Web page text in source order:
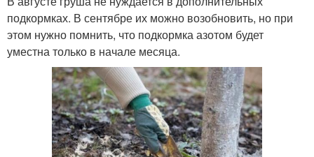
подкормках. В сентябре их можно возобновить, но при
этом нужно помнить, что подкормка азотом будет
уместна только в начале месяца.